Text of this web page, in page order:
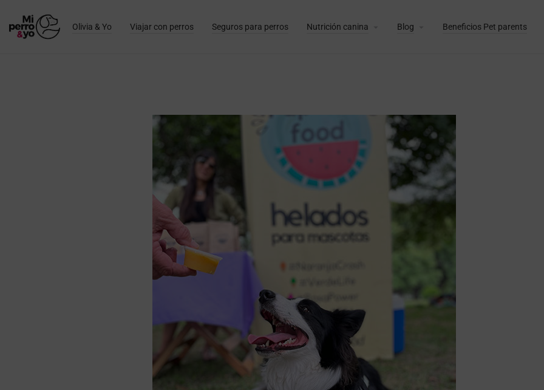
Olivia & Yo Viajar con perros Seguros para perros Nutrición canina Blog Beneficios Pet parents